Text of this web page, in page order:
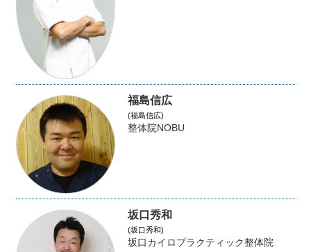
福島信広
(福島信広)
整体院NOBU
坂口秀和
(坂口秀和)
坂口カイロプラクティック整体院